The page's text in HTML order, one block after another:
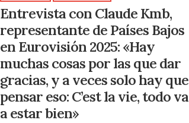
Entrevista con Claude Kmb,
representante de Países Bajos
en Eurovisión 2025: «Hay
muchas cosas por las que dar
gracias, y a veces solo hay que
pensar eso: C’est la vie, todo va
a estar bien»